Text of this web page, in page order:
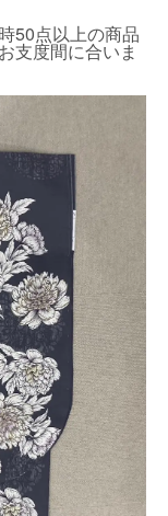
50点以上の商品
支度間に合いま